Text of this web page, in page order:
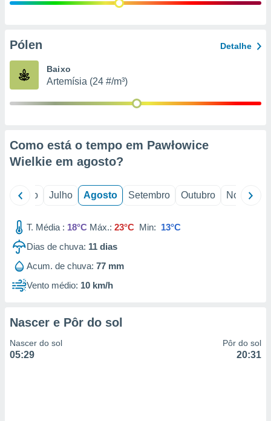
e
de
Pólen Detalhe
Baixo
Artemísia (24 #/m³)
Como está o tempo em Pawłowice
Wielkie em agosto?
Junho Julho Agosto Setembro Outubro Novembro
T. Média : 18°C Máx.: 23°C Min: 13°C
Dias de chuva: 11 dias
Acum. de chuva: 77 mm
Vento médio: 10 km/h
Nascer e Pôr do sol
Nascer do sol
05:29
Pôr do sol
20:31